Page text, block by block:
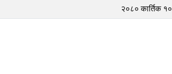
२०८० कार्तिक १०